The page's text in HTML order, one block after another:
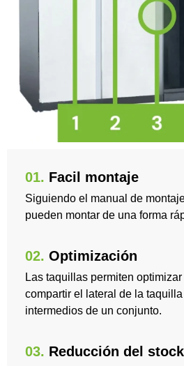
01. Facil montaje
Siguiendo el manual de
pueden montar de una forma
02. Optimización
Las taquillas permiten
compartir el lateral de la
intermedios de un conjunto.
03. Reducción del